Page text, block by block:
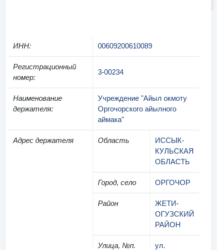
ИНН: 00609200610089
Регистрационный
номер:
3-00234
Наименование
держателя:
Учреждение "Айыл окмоту
Оргочорского айылного
аймака"
Адрес держателя Область
ИССЫК-
КУЛЬСКАЯ
ОБЛАСТЬ
Город, село ОРГОЧОР
Район
ЖЕТИ-
ОГУЗСКИЙ
РАЙОН
Улица, №п.
ул.